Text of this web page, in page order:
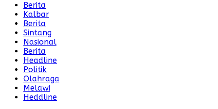
Berita
Kalbar
Berita
Sintang
Nasional
Berita
Headline
Politik
Olahraga
Melawi
Heddline